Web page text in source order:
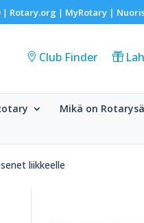
| Rotary.org | MyRotary |
Club Finder
Mikä on
liikkeelle